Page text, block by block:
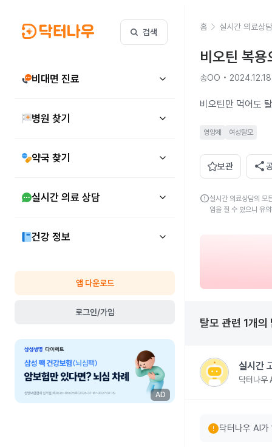
검색
비대면 진료
병원 찾기
약국 찾기
실시간 의료 상담
건강 정보
앱 다운로드
로그인/가입
AD
홈 실시간 의료상담
비오틴 복
송OO • 2024.12.18
비오틴만 먹어도
영양제 여성탈모
보관 share
error실시간 의료상담의 모
임을 질 수 있으니 유
탈모 관련 1개의
실시간
닥터나우
error닥터나우 AI